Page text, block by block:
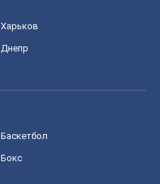
Харьков
Днепр
Баскетбол
Бокс